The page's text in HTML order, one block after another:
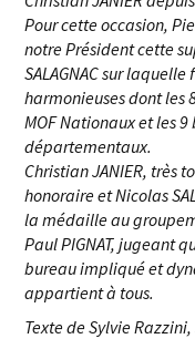
Pour cette occasion,
notre Président cette
SALAGNAC sur
harmonieuses dont les
MOF Nationaux et les 9
départementaux.
Christian JANIER, très
honoraire et Nicolas
la médaille au
Paul PIGNAT, jugeant
bureau impliqué et
appartient à tous.
Texte de Sylvie